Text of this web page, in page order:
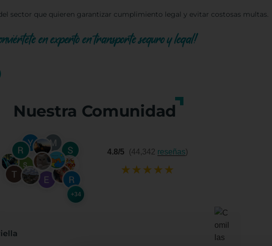
sector que quieren garantizar cumplimiento legal y evitar costosas multas.
en experto en transporte seguro y legal!
Nuestra Comunidad
+34
4.8/5 (44,342 reseñas)
★★★★★